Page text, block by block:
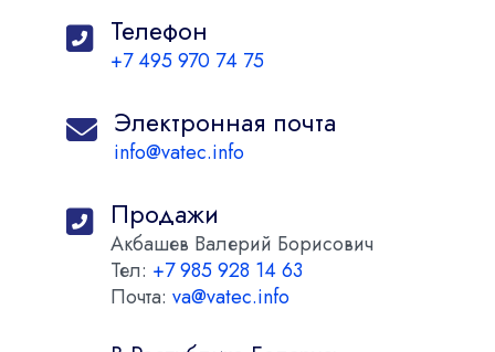
Телефон
+7 495 970 74 75
Электронная почта
info@vatec.info
Продажи
Акбашев Валерий Борисович
Тел: +7 985 928 14 63
Почта: va@vatec.info